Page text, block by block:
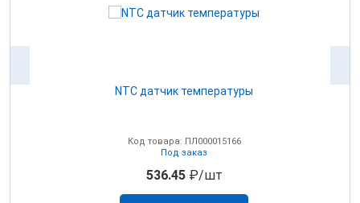
NTC датчик температуры
Код товара: ПЛ000015166
Под заказ
536.45₽/шт